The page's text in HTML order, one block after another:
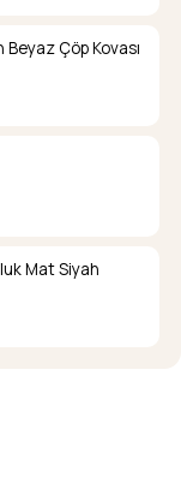
Çöp Kovası
Mat Siyah